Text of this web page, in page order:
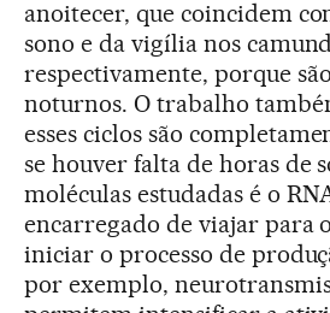
anoitecer, que coincidem
sono e da vigília nos
respectivamente, porque
noturnos. O trabalho
esses ciclos são
se houver falta de horas de
moléculas estudadas é o
encarregado de viajar para
iniciar o processo de
por exemplo,